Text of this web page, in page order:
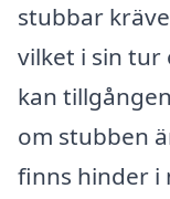
stubbar
vilket i sin tur
kan
om stubben
finns hinder i